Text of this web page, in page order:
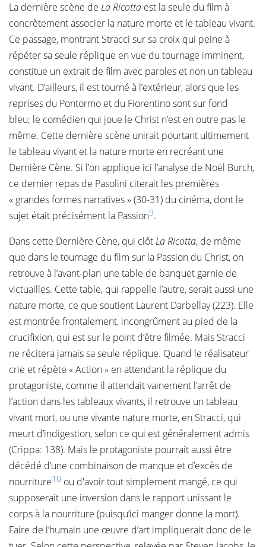
La dernière scène de La Ricotta est la seule du film à
concrètement associer la nature morte et le tableau vivant.
Ce passage, montrant Stracci sur sa croix qui peine à
répéter sa seule réplique en vue du tournage imminent,
constitue un extrait de film avec paroles et non un tableau
vivant. D’ailleurs, il est tourné à l’extérieur, alors que les
reprises du Pontormo et du Fiorentino sont sur fond
bleu; le comédien qui joue le Christ n’est en outre pas le
même. Cette dernière scène unirait pourtant ultimement
le tableau vivant et la nature morte en recréant une
Dernière Cène. Si l’on applique ici l’analyse de Noël Burch,
ce dernier repas de Pasolini citerait les premières
« grandes formes narratives » (30-31) du cinéma, dont le
sujet était précisément la Passion9.
Dans cette Dernière Cène, qui clôtLa Ricotta, de même
que dans le tournage du film sur la Passion du Christ, on
retrouve à l’avant-plan une table de banquet garnie de
victuailles. Cette table, qui rappelle l’autre, serait aussi une
nature morte, ce que soutient Laurent Darbellay (223). Elle
est montrée frontalement, incongrûment au pied de la
crucifixion, qui est sur le point d’être filmée. Mais Stracci
ne récitera jamais sa seule réplique. Quand le réalisateur
crie et répète « Action » en attendant la réplique du
protagoniste, comme il attendait vainement l’arrêt de
l’action dans les tableaux vivants, il retrouve un tableau
vivant mort, ou une vivante nature morte, en Stracci, qui
meurt d’indigestion, selon ce qui est généralement admis
(Crippa: 138). Mais le protagoniste pourrait aussi être
décédé d’une combinaison de manque et d’excès de
nourriture10 ou d'avoir tout simplement mangé, ce qui
supposerait une inversion dans le rapport unissant le
corps à la nourriture (puisqu’ici manger donne la mort).
Faire de l’humain une œuvre d’art impliquerait donc de le